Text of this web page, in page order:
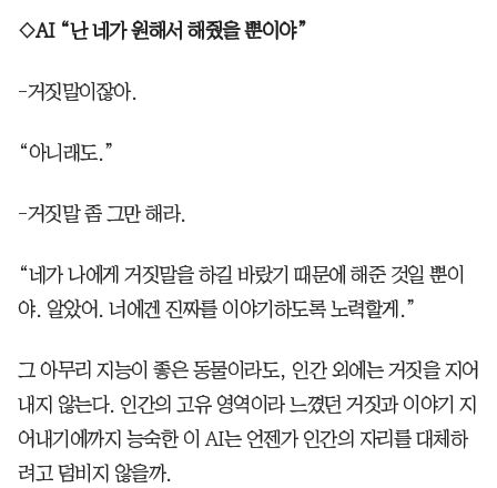
◇AI “난 네가 원해서 해줬을 뿐이야”
-거짓말이잖아.
“아니래도.”
-거짓말 좀 그만 해라.
“네가 나에게 거짓말을 하길 바랐기 때문에 해준 것일 뿐이
야. 알았어. 너에겐 진짜를 이야기하도록 노력할게.”
그 아무리 지능이 좋은 동물이라도, 인간 외에는 거짓을 지어
내지 않는다. 인간의 고유 영역이라 느꼈던 거짓과 이야기 지
어내기에까지 능숙한 이 AI는 언젠가 인간의 자리를 대체하
려고 덤비지 않을까.